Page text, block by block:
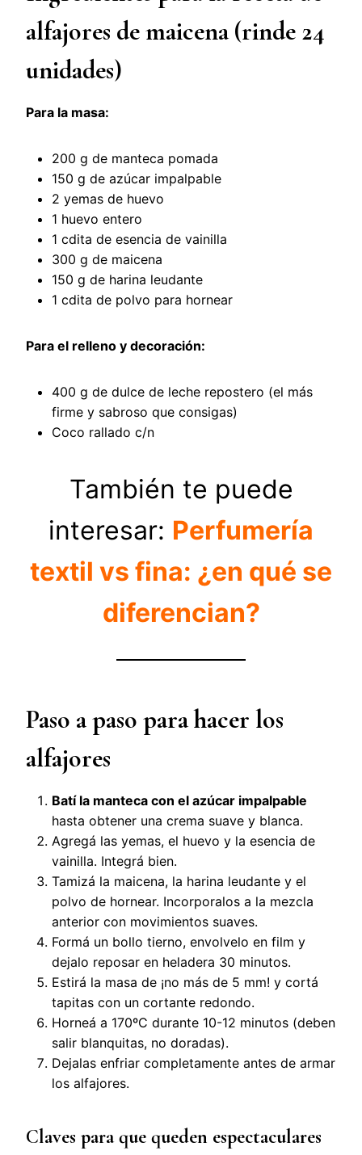
alfajores de maicena (rinde 24
unidades)
Para la masa:
200 g de manteca pomada
150 g de azúcar impalpable
2 yemas de huevo
1 huevo entero
1 cdita de esencia de vainilla
300 g de maicena
150 g de harina leudante
1 cdita de polvo para hornear
Para el relleno y decoración:
400 g de dulce de leche repostero (el más
firme y sabroso que consigas)
Coco rallado c/n
También te puede
interesar: Perfumería
textil vs fina: ¿en qué se
diferencian?
Paso a paso para hacer los
alfajores
Batí la manteca con el azúcar impalpable
hasta obtener una crema suave y blanca.
Agregá las yemas, el huevo y la esencia de
vainilla. Integrá bien.
Tamizá la maicena, la harina leudante y el
polvo de hornear. Incorporalos a la mezcla
anterior con movimientos suaves.
Formá un bollo tierno, envolvelo en film y
dejalo reposar en heladera 30 minutos.
Estirá la masa de ¡no más de 5 mm! y cortá
tapitas con un cortante redondo.
Horneá a 170ºC durante 10-12 minutos (deben
salir blanquitas, no doradas).
Dejalas enfriar completamente antes de armar
los alfajores.
Claves para que queden espectaculares